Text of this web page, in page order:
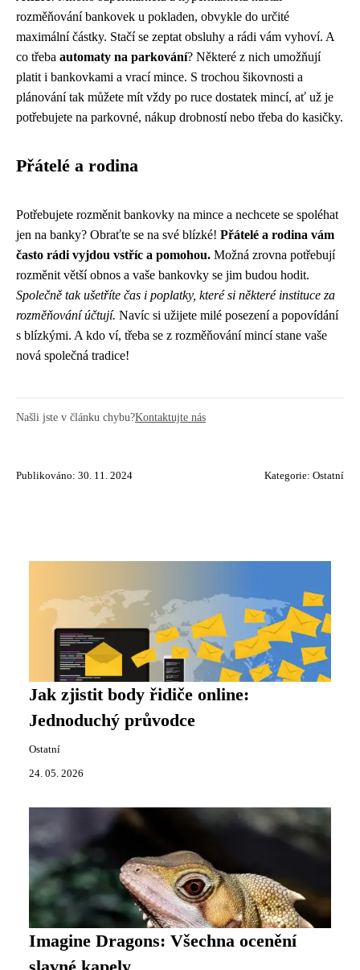
rozměňování bankovek u pokladen, obvykle do určité
maximální částky. Stačí se zeptat obsluhy a rádi vám vyhoví. A
co třeba automaty na parkování? Některé z nich umožňují
platit i bankovkami a vrací mince. S trochou šikovnosti a
plánování tak můžete mít vždy po ruce dostatek mincí, ať už je
potřebujete na parkovné, nákup drobností nebo třeba do kasičky.
Přátelé a rodina
Potřebujete rozměnit bankovky na mince a nechcete se spoléhat
jen na banky? Obraťte se na své blízké! Přátelé a rodina vám
často rádi vyjdou vstříc a pomohou. Možná zrovna potřebují
rozměnit větší obnos a vaše bankovky se jim budou hodit.
Společně tak ušetříte čas i poplatky, které si některé instituce za
rozměňování účtují. Navíc si užijete milé posezení a popovídání
s blízkými. A kdo ví, třeba se z rozměňování mincí stane vaše
nová společná tradice!
Našli jste v článku chybu?Kontaktujte nás
Publikováno: 30. 11. 2024 Kategorie: Ostatní
Jak zjistit body řidiče online:
Jednoduchý průvodce
Ostatní
24. 05. 2026
Imagine Dragons: Všechna ocenění